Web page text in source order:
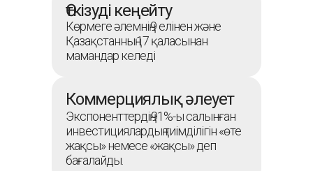
Өткізуді кеңейту
Көрмеге әлемнің 9 елінен және
Қазақстанның 17 қаласынан
мамандар келеді
Коммерциялық әлеует
Экспоненттердің 91%-ы салынған
инвестициялардың тиімділігін «өте
жақсы» немесе «жақсы» деп
бағалайды.